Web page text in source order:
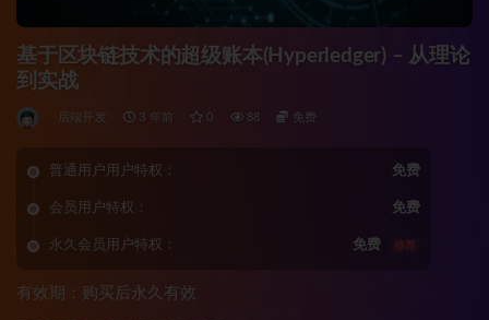
基于区块链技术的超级账本(Hyperledger) – 从理论
到实战
后端开发 3 年前 0 88 免费
普通用户用户特权： 免费
会员用户特权： 免费
永久会员用户特权： 免费 推荐
有效期：购买后永久有效